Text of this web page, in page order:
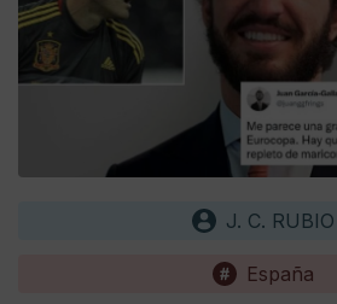
J. C. RUBIO
España